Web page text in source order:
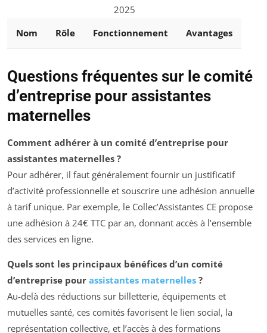
2025
Nom
Rôle Fonctionnement Avantages
Questions fréquentes sur le comité
d’entreprise pour assistantes
maternelles
Comment adhérer à un comité d’entreprise pour
assistantes maternelles ?
Pour adhérer, il faut généralement fournir un justificatif
d’activité professionnelle et souscrire une adhésion annuelle
à tarif unique. Par exemple, le Collec’Assistantes CE propose
une adhésion à 24€ TTC par an, donnant accès à l’ensemble
des services en ligne.
Quels sont les principaux bénéfices d’un comité
d’entreprise pour assistantes maternelles ?
Au-delà des réductions sur billetterie, équipements et
mutuelles santé, ces comités favorisent le lien social, la
représentation collective, et l’accès à des formations